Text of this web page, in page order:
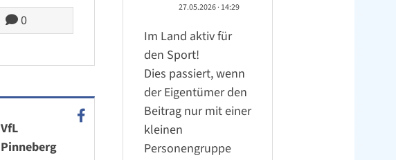
0
27.05.2026· 14:29
Im Land aktiv für
den Sport!
Dies passiert, wenn
der Eigentümer den
Beitrag nur mit einer
kleinen
Personengruppe
VfL
Pinneberg